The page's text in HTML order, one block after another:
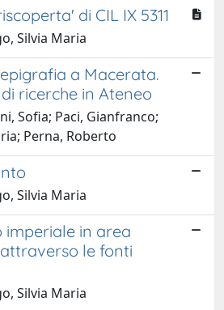
di CIL IX 5311
Silvia Maria
a Macerata.
ricerche in Ateneo
Sofia; Paci, Gianfranco;
Perna, Roberto
Silvia Maria
imperiale in area
le fonti
Silvia Maria